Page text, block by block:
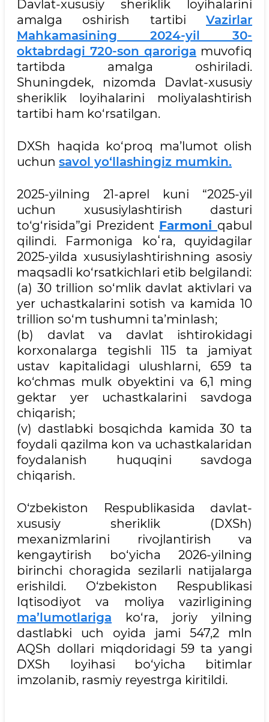
Davlat-xususiy sheriklik loyihalarini
amalga oshirish tartibi Vazirlar
Mahkamasining 2024-yil 30-
oktabrdagi 720-son qaroriga muvofiq
tartibda amalga oshiriladi.
Shuningdek, nizomda Davlat-xususiy
sheriklik loyihalarini moliyalashtirish
tartibi ham ko‘rsatilgan.
DXSh haqida ko‘proq ma’lumot olish
uchun savol yo‘llashingiz mumkin.
2025-yilning 21-aprel kuni “2025-yil
uchun xususiylashtirish dasturi
to‘g‘risida”gi Prezident Farmoni qabul
qilindi. Farmoniga koʻra, quyidagilar
2025-yilda xususiylashtirishning asosiy
maqsadli ko‘rsatkichlari etib belgilandi:
(a) 30 trillion so‘mlik davlat aktivlari va
yer uchastkalarini sotish va kamida 10
trillion so‘m tushumni ta’minlash;
(b) davlat va davlat ishtirokidagi
korxonalarga tegishli 115 ta jamiyat
ustav kapitalidagi ulushlarni, 659 ta
ko‘chmas mulk obyektini va 6,1 ming
gektar yer uchastkalarini savdoga
chiqarish;
(v) dastlabki bosqichda kamida 30 ta
foydali qazilma kon va uchastkalaridan
foydalanish huquqini savdoga
chiqarish.
O‘zbekiston Respublikasida davlat-
xususiy sheriklik (DXSh)
mexanizmlarini rivojlantirish va
kengaytirish bo‘yicha 2026-yilning
birinchi choragida sezilarli natijalarga
erishildi. O‘zbekiston Respublikasi
Iqtisodiyot va moliya vazirligining
ma’lumotlariga ko‘ra, joriy yilning
dastlabki uch oyida jami 547,2 mln
AQSh dollari miqdoridagi 59 ta yangi
DXSh loyihasi bo‘yicha bitimlar
imzolanib, rasmiy reyestrga kiritildi.